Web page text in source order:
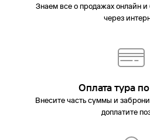
Знаем все о продажах онлайн
через
Оплата тура
Внесите часть суммы и
доплатите